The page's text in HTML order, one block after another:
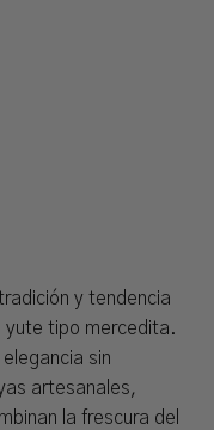
y tendencia
yute tipo mercedita.
sin
artesanales,
la frescura del